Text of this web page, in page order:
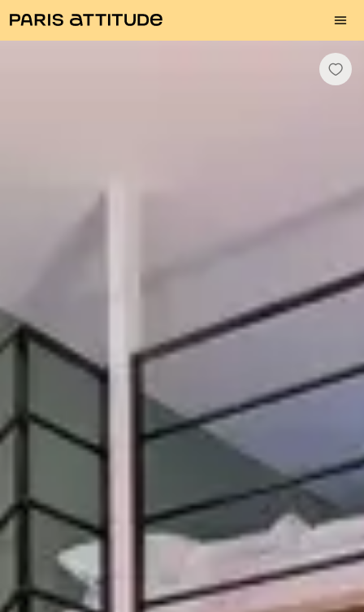
Photos Description Equipements Quartier